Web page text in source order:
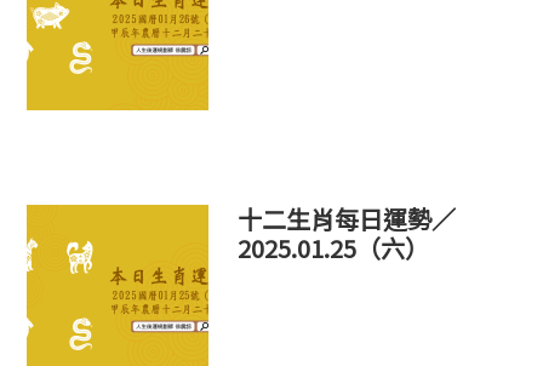
十二生肖每日運勢／
2025.01.25（六）